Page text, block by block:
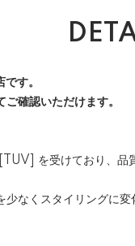
す。
ご確認いただけます。
を受けており、品質
なくスタイリングに変